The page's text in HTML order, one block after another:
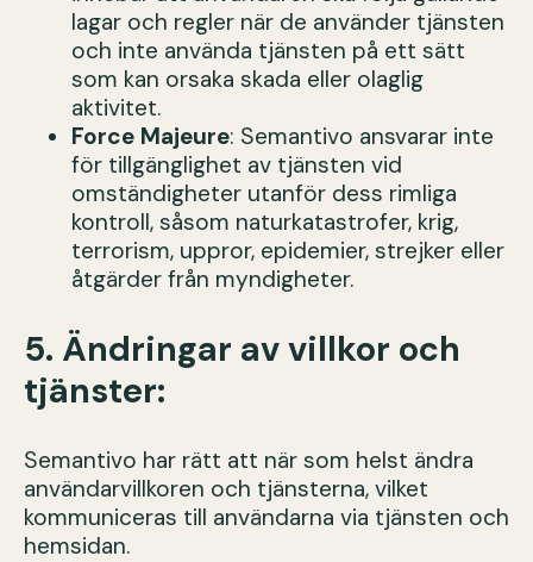
lagar och regler när de använder tjänsten
och inte använda tjänsten på ett sätt
som kan orsaka skada eller olaglig
aktivitet.
Force Majeure: Semantivo ansvarar inte
för tillgänglighet av tjänsten vid
omständigheter utanför dess rimliga
kontroll, såsom naturkatastrofer, krig,
terrorism, uppror, epidemier, strejker eller
åtgärder från myndigheter.
5. Ändringar av villkor och
tjänster:
Semantivo har rätt att när som helst ändra
användarvillkoren och tjänsterna, vilket
kommuniceras till användarna via tjänsten och
hemsidan.